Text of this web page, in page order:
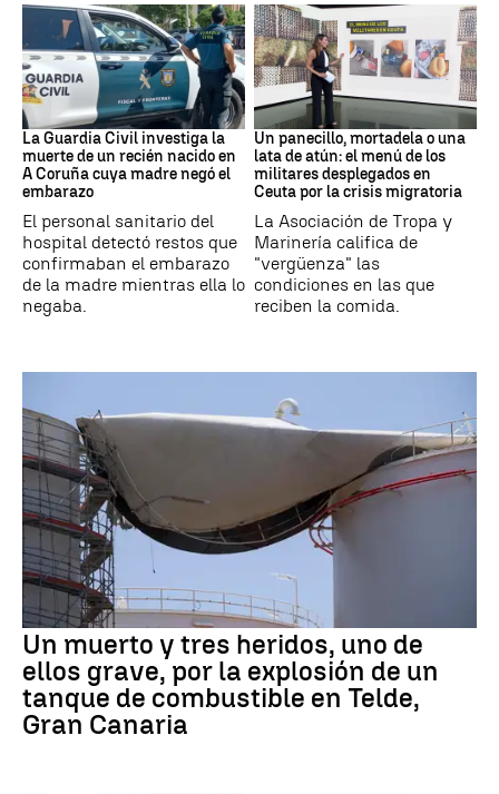
Recién Nacido
La Guardia Civil investiga la
muerte de un recién nacido en
A Coruña cuya madre negó el
embarazo
El personal sanitario del
hospital detectó restos que
confirmaban el embarazo
de la madre mientras ella lo
negaba.
Militares
Un panecillo, mortadela o una
lata de atún: el menú de los
militares desplegados en
Ceuta por la crisis migratoria
La Asociación de Tropa y
Marinería califica de
"vergüenza" las
condiciones en las que
reciben la comida.
Un muerto y tres heridos, uno de
ellos grave, por la explosión de un
tanque de combustible en Telde,
Gran Canaria